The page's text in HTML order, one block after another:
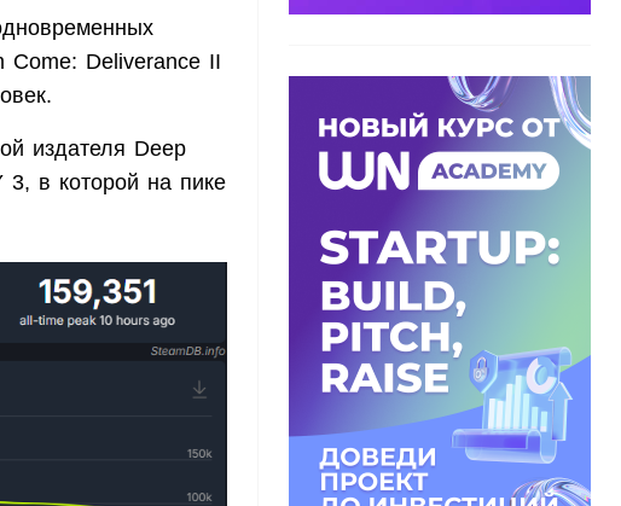
Come: Deliverance II
издателя Deep
3, в которой на пике